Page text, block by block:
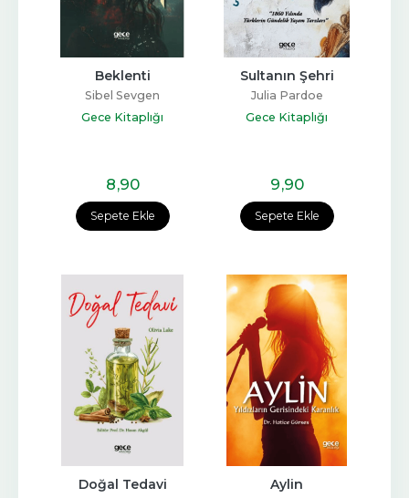
Sepete Ekle
Beklenti
Sibel Sevgen
Gece Kitaplığı
8,90
Sepete Ekle
Sultanın Şehri
Julia Pardoe
Gece Kitaplığı
9,90
Doğal Tedavi Aylin